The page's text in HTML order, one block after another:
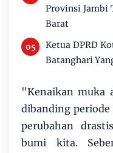
Provinsi Jambi
Barat
Ketua DPRD
Batanghari
"Kenaikan muka
dibanding
perubahan
bumi kita.